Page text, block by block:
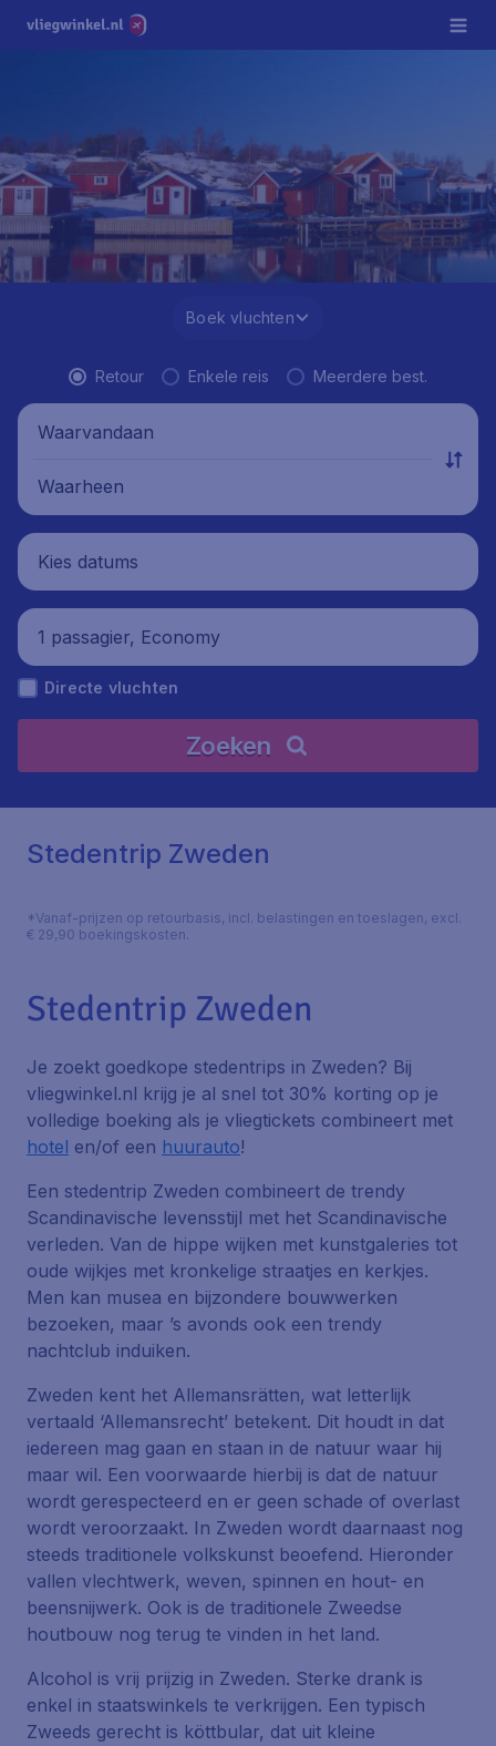
Boek vluchten
Retour Enkele reis Meerdere best.
Waarvandaan
Waarheen
Kies datums
1 passagier, Economy
Directe vluchten
Zoeken
Stedentrip Zweden
*Vanaf-prijzen op retourbasis, incl. belastingen en toeslagen, excl.
€ 29,90 boekingskosten.
Stedentrip Zweden
Je zoekt goedkope stedentrips in Zweden? Bij
vliegwinkel.nl krijg je al snel tot 30% korting op je
volledige boeking als je vliegtickets combineert met
hotel en/of een huurauto!
Een stedentrip Zweden combineert de trendy
Scandinavische levensstijl met het Scandinavische
verleden. Van de hippe wijken met kunstgaleries tot
oude wijkjes met kronkelige straatjes en kerkjes.
Men kan musea en bijzondere bouwwerken
bezoeken, maar ’s avonds ook een trendy
nachtclub induiken.
Zweden kent het Allemansrätten, wat letterlijk
vertaald ‘Allemansrecht’ betekent. Dit houdt in dat
iedereen mag gaan en staan in de natuur waar hij
maar wil. Een voorwaarde hierbij is dat de natuur
wordt gerespecteerd en er geen schade of overlast
wordt veroorzaakt. In Zweden wordt daarnaast nog
steeds traditionele volkskunst beoefend. Hieronder
vallen vlechtwerk, weven, spinnen en hout- en
beensnijwerk. Ook is de traditionele Zweedse
houtbouw nog terug te vinden in het land.
Alcohol is vrij prijzig in Zweden. Sterke drank is
enkel in staatswinkels te verkrijgen. Een typisch
Zweeds gerecht is köttbular, dat uit kleine